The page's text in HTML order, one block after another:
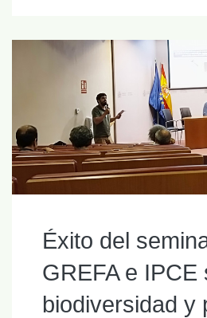
Éxito del
GREFA e IPCE
biodiversidad y